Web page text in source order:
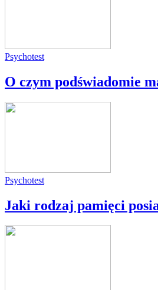
Psychotest
O czym podświadomie
Psychotest
Jaki rodzaj pamięci